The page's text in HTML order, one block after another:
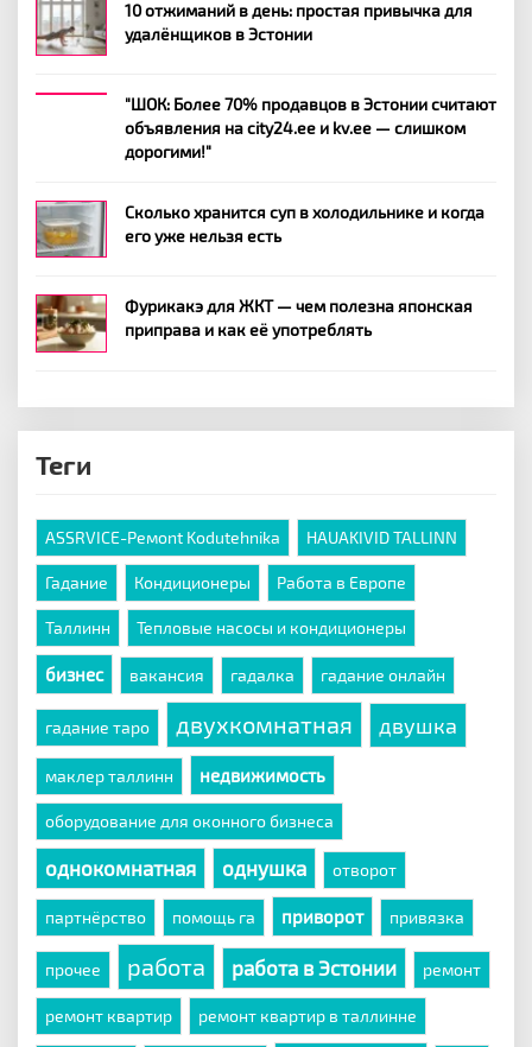
10 отжиманий в день: простая привычка для
удалёнщиков в Эстонии
"ШОК: Более 70% продавцов в Эстонии считают
объявления на city24.ee и kv.ee — слишком
дорогими!"
Сколько хранится суп в холодильнике и когда
его уже нельзя есть
Фурикакэ для ЖКТ — чем полезна японская
приправа и как её употреблять
Теги
ASSRVICE-Ремont Kodutehnika HAUAKIVID TALLINN
Гадание Кондиционеры Работа в Европе
Таллинн Тепловые насосы и кондиционеры
бизнес вакансия гадалка гадание онлайн
гадание таро двухкомнатная двушка
маклер таллинн недвижимость
оборудование для оконного бизнеса
однокомнатная однушка отворот
партнёрство помощь га приворот привязка
прочее работа работа в Эстонии ремонт
ремонт квартир ремонт квартир в таллинне